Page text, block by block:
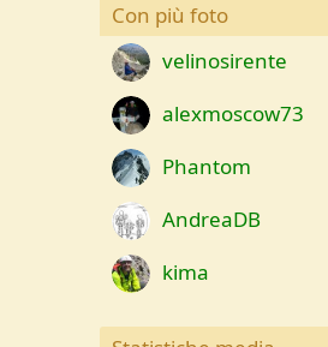
Con più foto
velinosirente
alexmoscow73
Phantom
AndreaDB
kima